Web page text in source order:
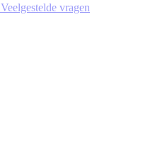
Veelgestelde vragen